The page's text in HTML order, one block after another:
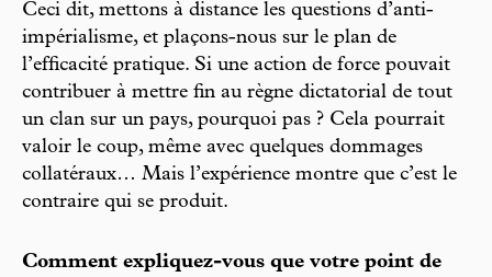
Ceci dit, mettons à distance les questions d’anti-
impérialisme, et plaçons-nous sur le plan de
l’efficacité pratique. Si une action de force pouvait
contribuer à mettre fin au règne dictatorial de tout
un clan sur un pays, pourquoi pas ? Cela pourrait
valoir le coup, même avec quelques dommages
collatéraux… Mais l’expérience montre que c’est le
contraire qui se produit.
Comment expliquez-vous que votre point de